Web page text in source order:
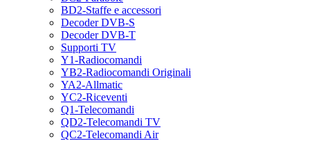
BD2-Staffe e accessori
Decoder DVB-S
Decoder DVB-T
Supporti TV
Y1-Radiocomandi
YB2-Radiocomandi Originali
YA2-Allmatic
YC2-Riceventi
Q1-Telecomandi
QD2-Telecomandi TV
QC2-Telecomandi Air